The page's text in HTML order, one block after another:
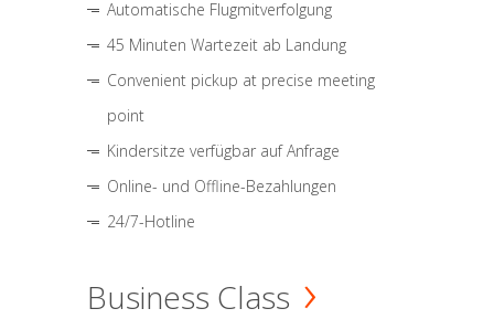
Automatische Flugmitverfolgung
45 Minuten Wartezeit ab Landung
Convenient pickup at precise meeting
point
Kindersitze verfügbar auf Anfrage
Online- und Offline-Bezahlungen
24/7-Hotline
Business Class